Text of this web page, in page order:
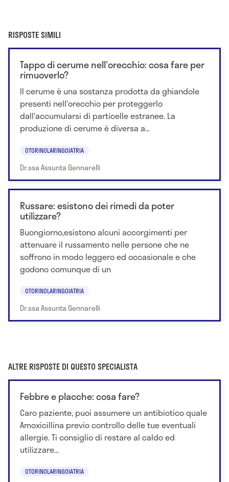
RISPOSTE SIMILI
Tappo di cerume nell'orecchio: cosa fare per
rimuoverlo?
Il cerume è una sostanza prodotta da ghiandole
presenti nell'orecchio per proteggerlo
dall'accumularsi di particelle estranee. La
produzione di cerume è diversa a...
OTORINOLARINGOIATRIA
Dr.ssa Assunta Gennarelli
Russare: esistono dei rimedi da poter
utilizzare?
Buongiorno,esistono alcuni accorgimenti per
attenuare il russamento nelle persone che ne
soffrono in modo leggero ed occasionale e che
godono comunque di un
OTORINOLARINGOIATRIA
Dr.ssa Assunta Gennarelli
ALTRE RISPOSTE DI QUESTO SPECIALISTA
Febbre e placche: cosa fare?
Caro paziente, puoi assumere un antibiotico quale
Amoxicillina previo controllo delle tue eventuali
allergie. Ti consiglio di restare al caldo ed
utilizzare...
OTORINOLARINGOIATRIA